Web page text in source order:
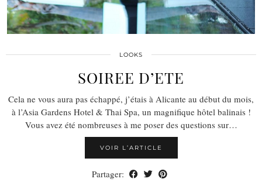
LOOKS
SOIREE D’ETE
Cela ne vous aura pas échappé, j’étais à Alicante au début du mois,
à l’Asia Gardens Hotel & Thai Spa, un magnifique hôtel balinais !
Vous avez été nombreuses à me poser des questions sur…
VOIR L’ARTICLE
Partager: